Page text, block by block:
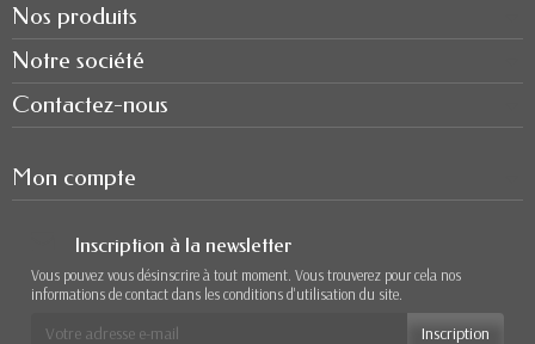
Nos produits
Notre société
Contactez-nous
Mon compte
Inscription à la newsletter
Vous pouvez vous désinscrire à tout moment. Vous trouverez pour cela nos
informations de contact dans les conditions d'utilisation du site.